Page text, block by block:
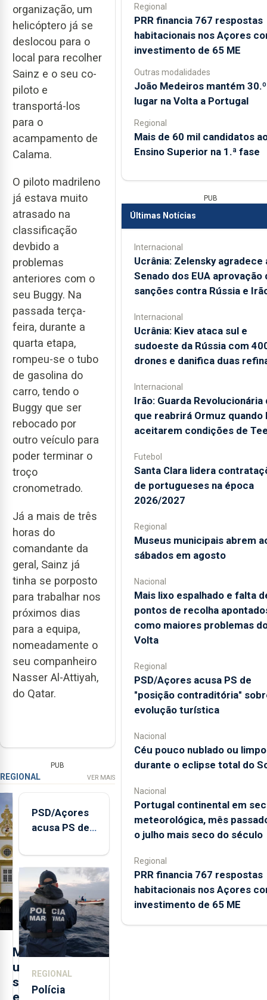
organização, um
helicóptero já se
deslocou para o
local para recolher
Sainz e o seu co-
piloto e
transportá-los
para o
acampamento de
Calama.
O piloto madrileno
já estava muito
atrasado na
classificação
devbido a
problemas
anteriores com o
seu Buggy. Na
passada terça-
feira, durante a
quarta etapa,
rompeu-se o tubo
de gasolina do
carro, tendo o
Buggy que ser
rebocado por
outro veículo para
poder terminar o
troço
cronometrado.
Já a mais de três
horas do
comandante da
geral, Sainz já
tinha se porposto
para trabalhar nos
próximos dias
para a equipa,
nomeadamente o
seu companheiro
Nasser Al-Attiyah,
do Qatar.
PUB
REGIONAL VER MAIS
M
u
s
e
PSD/Açores
acusa PS de
contraditória"
sobre
evolução
turística
REGIONAL
Polícia
Regional
PRR financia 767 respostas
habitacionais nos Açores
investimento de 65 ME
Outras modalidades
João Medeiros mantém 30.º
lugar na Volta a Portugal
Regional
Mais de 60 mil candidatos
Ensino Superior na 1.ª fase
PUB
Últimas Notícias
Internacional
Ucrânia: Zelensky agradece
Senado dos EUA aprovação
sanções contra Rússia e
Internacional
Ucrânia: Kiev ataca sul e
sudoeste da Rússia com
drones e danifica duas
Internacional
Irão: Guarda Revolucionária
que reabrirá Ormuz quando
aceitarem condições de
Futebol
Santa Clara lidera
de portugueses na época
2026/2027
Regional
Museus municipais abrem
sábados em agosto
Nacional
Mais lixo espalhado e falta
pontos de recolha
como maiores problemas
Volta
Regional
PSD/Açores acusa PS de
"posição contraditória"
evolução turística
Nacional
Céu pouco nublado ou limpo
durante o eclipse total do
Nacional
Portugal continental em
meteorológica, mês
o julho mais seco do século
Regional
PRR financia 767 respostas
habitacionais nos Açores
investimento de 65 ME